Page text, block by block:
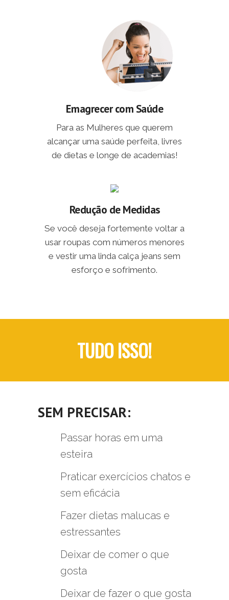
Emagrecer com Saúde
Para as Mulheres que querem
alcançar uma saúde perfeita, livres
de dietas e longe de academias!
Redução de Medidas
Se você deseja fortemente voltar a
usar roupas com números menores
e vestir uma linda calça jeans sem
esforço e sofrimento.
TUDO ISSO!
SEM PRECISAR:
Passar horas em uma
esteira
Praticar exercícios chatos e
sem eficácia
Fazer dietas malucas e
estressantes
Deixar de comer o que
gosta
Deixar de fazer o que gosta